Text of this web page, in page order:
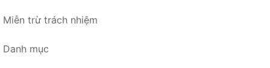
Miễn trừ trách nhiệm
Danh mục